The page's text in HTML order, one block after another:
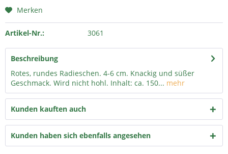
Merken
Artikel-Nr.: 3061
Beschreibung
Rotes, rundes Radieschen. 4-6 cm. Knackig und süßer
Geschmack. Wird nicht hohl. Inhalt: ca. 150... mehr
Kunden kauften auch
Kunden haben sich ebenfalls angesehen